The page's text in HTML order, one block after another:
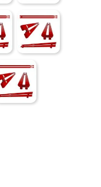
( gładki )
Antyk Ciemniejszy (
)
luty (mieniące się